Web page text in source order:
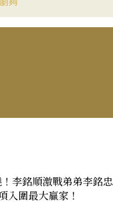
夠
李銘順激戰弟弟李銘忠
入圍最大贏家！